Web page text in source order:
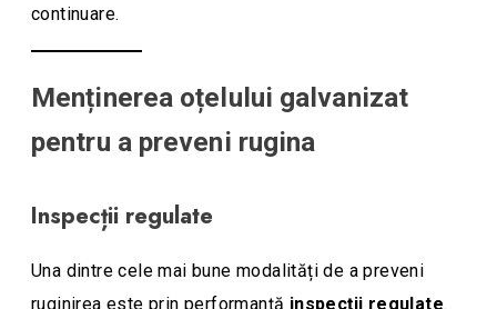
continuare.
Menținerea oțelului galvanizat
pentru a preveni rugina
Inspecții regulate
Una dintre cele mai bune modalități de a preveni
ruginirea este prin performanță inspecții regulate.